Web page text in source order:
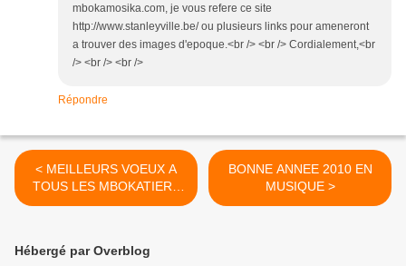
mbokamosika.com, je vous refere ce site
http://www.stanleyville.be/ ou plusieurs links pour ameneront
a trouver des images d'epoque.<br /> <br /> Cordialement,<br
/> <br /> <br />
Répondre
< MEILLEURS VOEUX A
TOUS LES MBOKATIERS
!!!
BONNE ANNEE 2010 EN
MUSIQUE >
Hébergé par Overblog